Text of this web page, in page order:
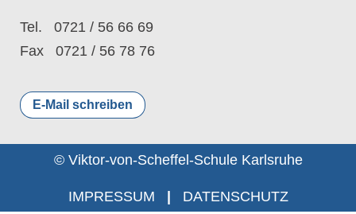
Tel. 0721 / 56 66 69
Fax 0721 / 56 78 76
E-Mail schreiben
© Viktor-von-Scheffel-Schule Karlsruhe
IMPRESSUM | DATENSCHUTZ